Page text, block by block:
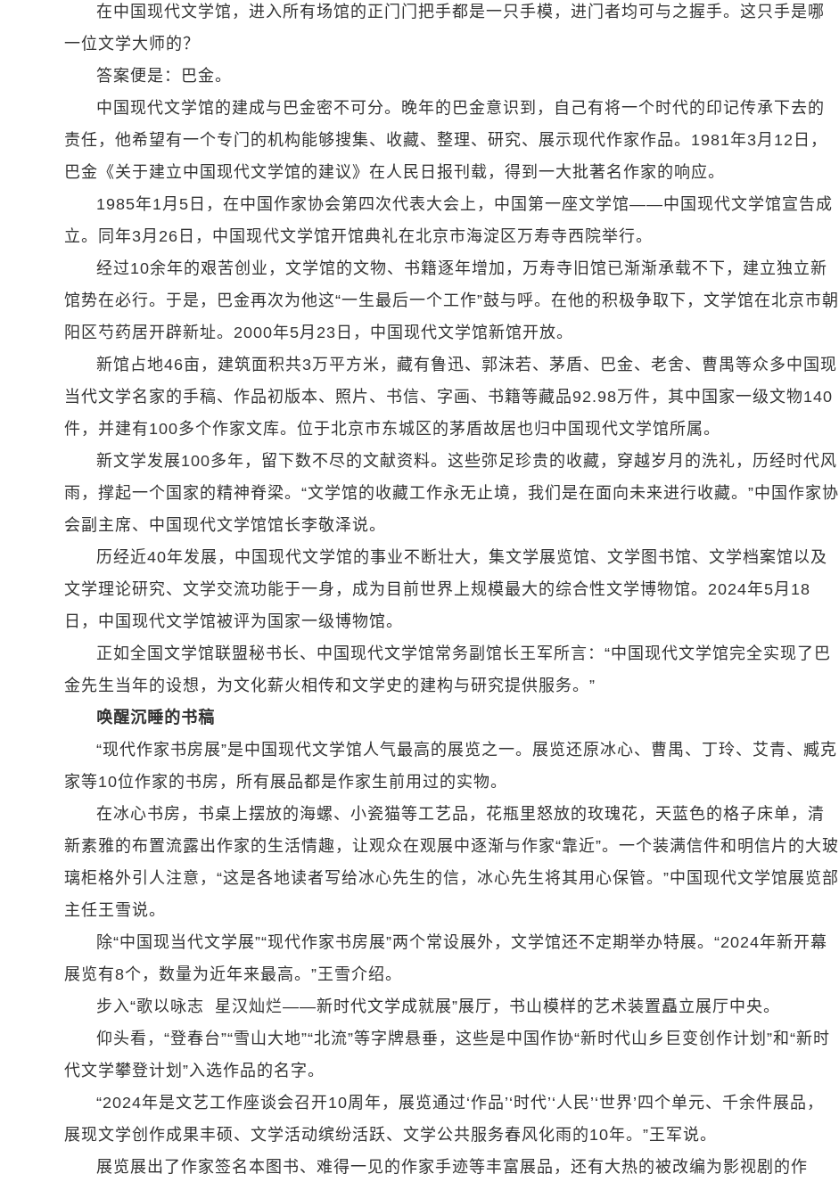
在中国现代文学馆，进入所有场馆的正门门把手都是一只手模，进门者均可与之握手。这只手是哪
一位文学大师的？
答案便是：巴金。
中国现代文学馆的建成与巴金密不可分。晚年的巴金意识到，自己有将一个时代的印记传承下去的
责任，他希望有一个专门的机构能够搜集、收藏、整理、研究、展示现代作家作品。1981年3月12日，
巴金《关于建立中国现代文学馆的建议》在人民日报刊载，得到一大批著名作家的响应。
1985年1月5日，在中国作家协会第四次代表大会上，中国第一座文学馆——中国现代文学馆宣告成
立。同年3月26日，中国现代文学馆开馆典礼在北京市海淀区万寿寺西院举行。
经过10余年的艰苦创业，文学馆的文物、书籍逐年增加，万寿寺旧馆已渐渐承载不下，建立独立新
馆势在必行。于是，巴金再次为他这“一生最后一个工作”鼓与呼。在他的积极争取下，文学馆在北京市朝
阳区芍药居开辟新址。2000年5月23日，中国现代文学馆新馆开放。
新馆占地46亩，建筑面积共3万平方米，藏有鲁迅、郭沫若、茅盾、巴金、老舍、曹禺等众多中国现
当代文学名家的手稿、作品初版本、照片、书信、字画、书籍等藏品92.98万件，其中国家一级文物140
件，并建有100多个作家文库。位于北京市东城区的茅盾故居也归中国现代文学馆所属。
新文学发展100多年，留下数不尽的文献资料。这些弥足珍贵的收藏，穿越岁月的洗礼，历经时代风
雨，撑起一个国家的精神脊梁。“文学馆的收藏工作永无止境，我们是在面向未来进行收藏。”中国作家协
会副主席、中国现代文学馆馆长李敬泽说。
历经近40年发展，中国现代文学馆的事业不断壮大，集文学展览馆、文学图书馆、文学档案馆以及
文学理论研究、文学交流功能于一身，成为目前世界上规模最大的综合性文学博物馆。2024年5月18
日，中国现代文学馆被评为国家一级博物馆。
正如全国文学馆联盟秘书长、中国现代文学馆常务副馆长王军所言：“中国现代文学馆完全实现了巴
金先生当年的设想，为文化薪火相传和文学史的建构与研究提供服务。”
唤醒沉睡的书稿
“现代作家书房展”是中国现代文学馆人气最高的展览之一。展览还原冰心、曹禺、丁玲、艾青、臧克
家等10位作家的书房，所有展品都是作家生前用过的实物。
在冰心书房，书桌上摆放的海螺、小瓷猫等工艺品，花瓶里怒放的玫瑰花，天蓝色的格子床单，清
新素雅的布置流露出作家的生活情趣，让观众在观展中逐渐与作家“靠近”。一个装满信件和明信片的大玻
璃柜格外引人注意，“这是各地读者写给冰心先生的信，冰心先生将其用心保管。”中国现代文学馆展览部
主任王雪说。
除“中国现当代文学展”“现代作家书房展”两个常设展外，文学馆还不定期举办特展。“2024年新开幕
展览有8个，数量为近年来最高。”王雪介绍。
步入“歌以咏志 星汉灿烂——新时代文学成就展”展厅，书山模样的艺术装置矗立展厅中央。
仰头看，“登春台”“雪山大地”“北流”等字牌悬垂，这些是中国作协“新时代山乡巨变创作计划”和“新时
代文学攀登计划”入选作品的名字。
“2024年是文艺工作座谈会召开10周年，展览通过‘作品’‘时代’‘人民’‘世界’四个单元、千余件展品，
展现文学创作成果丰硕、文学活动缤纷活跃、文学公共服务春风化雨的10年。”王军说。
展览展出了作家签名本图书、难得一见的作家手迹等丰富展品，还有大热的被改编为影视剧的作